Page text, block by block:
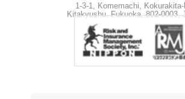
1-3-1, Komemachi,
Kitakyushu, Fukuoka, 802-0003,
Phone.+81-93-541-7777